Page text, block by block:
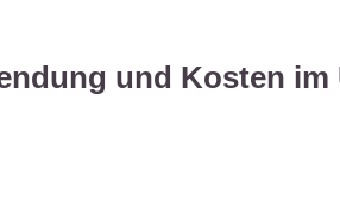
und Kosten im